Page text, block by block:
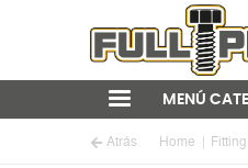
MENÚ
Atrás Home